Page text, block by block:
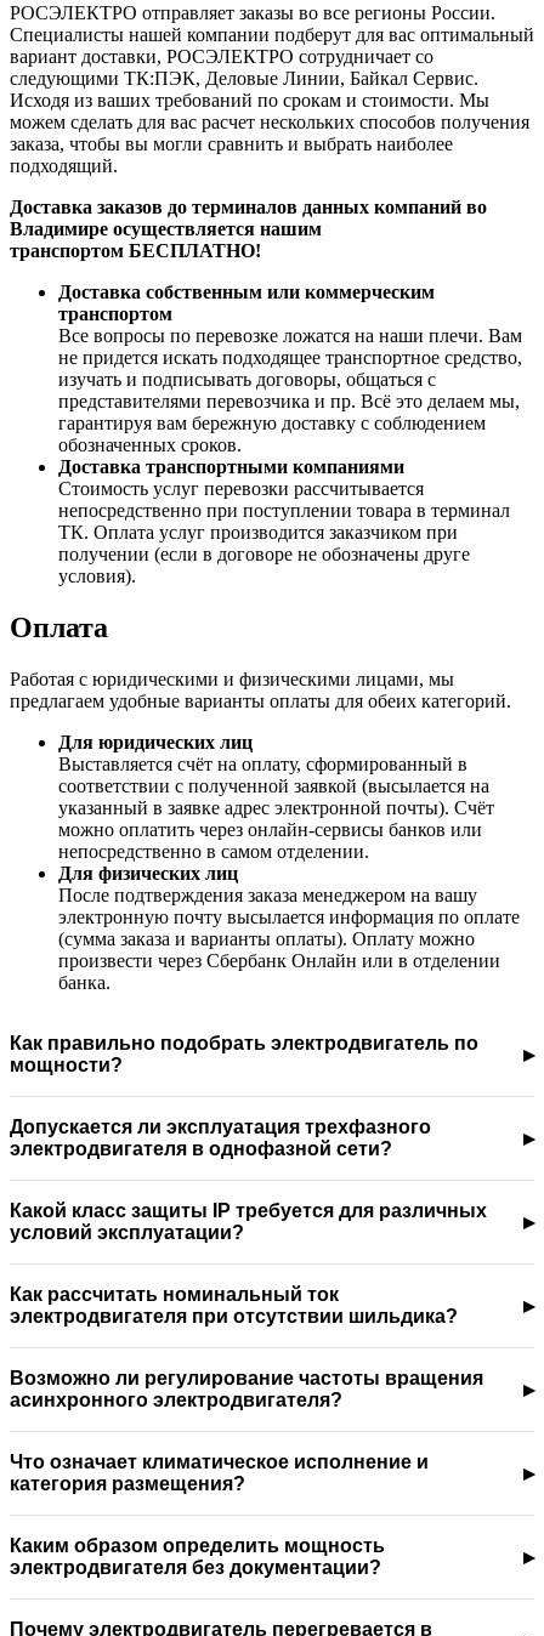
РОСЭЛЕКТРО отправляет заказы во все регионы России.
Специалисты нашей компании подберут для вас оптимальный
вариант доставки, РОСЭЛЕКТРО сотрудничает со
следующими ТК:ПЭК, Деловые Линии, Байкал Сервис.
Исходя из ваших требований по срокам и стоимости. Мы
можем сделать для вас расчет нескольких способов получения
заказа, чтобы вы могли сравнить и выбрать наиболее
подходящий.
Доставка заказов до терминалов данных компаний во
Владимире осуществляется нашим
транспортом БЕСПЛАТНО!
Доставка собственным или коммерческим
транспортом
Все вопросы по перевозке ложатся на наши плечи. Вам
не придется искать подходящее транспортное средство,
изучать и подписывать договоры, общаться с
представителями перевозчика и пр. Всё это делаем мы,
гарантируя вам бережную доставку с соблюдением
обозначенных сроков.
Доставка транспортными компаниями
Стоимость услуг перевозки рассчитывается
непосредственно при поступлении товара в терминал
ТК. Оплата услуг производится заказчиком при
получении (если в договоре не обозначены друге
условия).
Оплата
Работая с юридическими и физическими лицами, мы
предлагаем удобные варианты оплаты для обеих категорий.
Для юридических лиц
Выставляется счёт на оплату, сформированный в
соответствии с полученной заявкой (высылается на
указанный в заявке адрес электронной почты). Счёт
можно оплатить через онлайн-сервисы банков или
непосредственно в самом отделении.
Для физических лиц
После подтверждения заказа менеджером на вашу
электронную почту высылается информация по оплате
(сумма заказа и варианты оплаты). Оплату можно
произвести через Сбербанк Онлайн или в отделении
банка.
Как правильно подобрать электродвигатель по
мощности?
Допускается ли эксплуатация трехфазного
электродвигателя в однофазной сети?
Какой класс защиты IP требуется для различных
условий эксплуатации?
Как рассчитать номинальный ток
электродвигателя при отсутствии шильдика?
Возможно ли регулирование частоты вращения
асинхронного электродвигателя?
Что означает климатическое исполнение и
категория размещения?
Каким образом определить мощность
электродвигателя без документации?
Почему электродвигатель перегревается в